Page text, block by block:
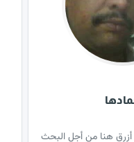
أزرق هنا من أجل البحث